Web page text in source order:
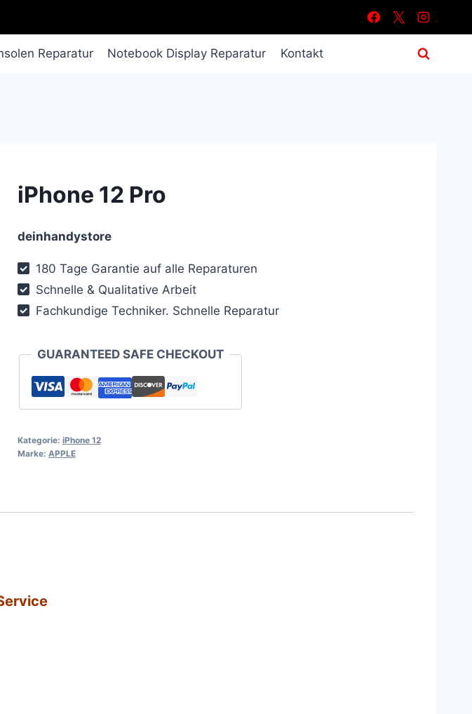
Reparatur Notebook Display Reparatur Kontakt
iPhone 12 Pro
deinhandystore
180 Tage Garantie auf alle Reparaturen
Schnelle & Qualitative Arbeit
Fachkundige Techniker. Schnelle Reparatur
GUARANTEED SAFE CHECKOUT
Kategorie: iPhone 12
Marke: APPLE